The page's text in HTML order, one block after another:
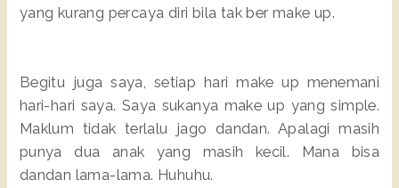
yang kurang percaya diri bila tak ber make up.
Begitu juga saya, setiap hari make up menemani
hari-hari saya. Saya sukanya make up yang simple.
Maklum tidak terlalu jago dandan. Apalagi masih
punya dua anak yang masih kecil. Mana bisa
dandan lama-lama. Huhuhu.